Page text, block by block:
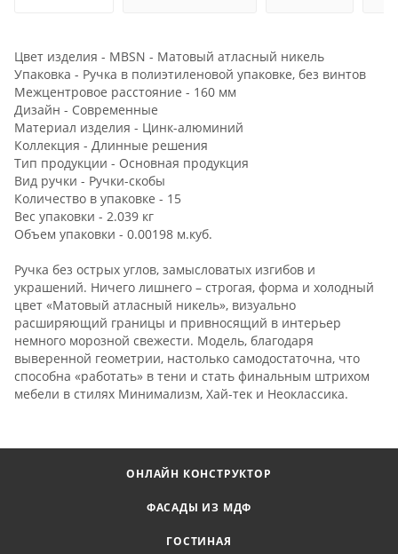
Цвет изделия - MBSN - Матовый атласный никель
Упаковка - Ручка в полиэтиленовой упаковке, без винтов
Межцентровое расстояние - 160 мм
Дизайн - Современные
Материал изделия - Цинк-алюминий
Коллекция - Длинные решения
Тип продукции - Основная продукция
Вид ручки - Ручки-скобы
Количество в упаковке - 15
Вес упаковки - 2.039 кг
Объем упаковки - 0.00198 м.куб.
Ручка без острых углов, замысловатых изгибов и
украшений. Ничего лишнего – строгая, форма и холодный
цвет «Матовый атласный никель», визуально
расширяющий границы и привносящий в интерьер
немного морозной свежести. Модель, благодаря
выверенной геометрии, настолько самодостаточна, что
способна «работать» в тени и стать финальным штрихом
мебели в стилях Минимализм, Хай-тек и Неоклассика.
ОНЛАЙН КОНСТРУКТОР
ФАСАДЫ ИЗ МДФ
ГОСТИНАЯ